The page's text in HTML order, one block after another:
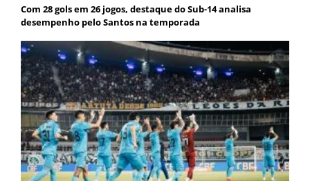
Com 28 gols em 26 jogos, destaque do Sub-14 analisa
desempenho pelo Santos na temporada